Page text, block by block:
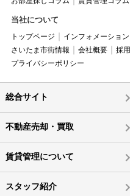
当社について
トップページ インフォメーション
さいたま市街情報
会社概要 採
プライバシーポリシー
総合サイト
不動産売却・買取
賃貸管理について
スタッフ紹介